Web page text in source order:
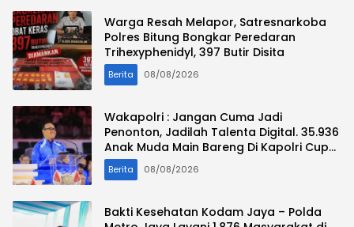
Warga Resah Melapor, Satresnarkoba
Polres Bitung Bongkar Peredaran
Trihexyphenidyl, 397 Butir Disita
Berita 08/08/2026
Wakapolri : Jangan Cuma Jadi
Penonton, Jadilah Talenta Digital. 35.936
Anak Muda Main Bareng Di Kapolri Cup
2026
Berita 08/08/2026
Bakti Kesehatan Kodam Jaya – Polda